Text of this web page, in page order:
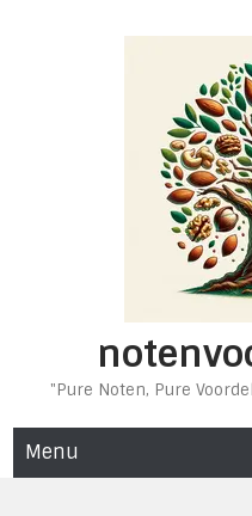
"Pure Noten, Pure
Menu